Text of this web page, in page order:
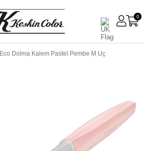
0
Dolma Kalem Pastel Pembe M Uç